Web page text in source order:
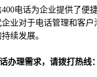
电话为企业提供了便
业对于电话管理和客
续发展。
办理需求，请拨打热线